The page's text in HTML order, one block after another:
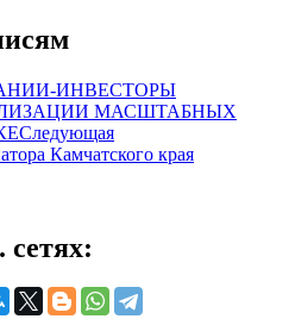
ИНВЕСТОРЫ
МАСШТАБНЫХ
Следующая
Камчатского края
сетях: